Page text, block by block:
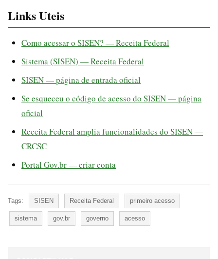
Links Uteis
Como acessar o SISEN? — Receita Federal
Sistema (SISEN) — Receita Federal
SISEN — página de entrada oficial
Se esqueceu o código de acesso do SISEN — página
oficial
Receita Federal amplia funcionalidades do SISEN —
CRCSC
Portal Gov.br — criar conta
Tags: SISEN Receita Federal primeiro acesso
sistema gov.br governo acesso